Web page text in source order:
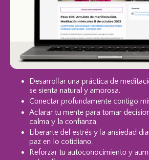
Desarrollar una práctica de
se sienta natural y amorosa.
Conectar profundamente contigo
Aclarar tu mente para tomar
calma y la confianza.
Liberarte del estrés y la ansiedad
paz en lo cotidiano.
Reforzar tu autoconocimiento y